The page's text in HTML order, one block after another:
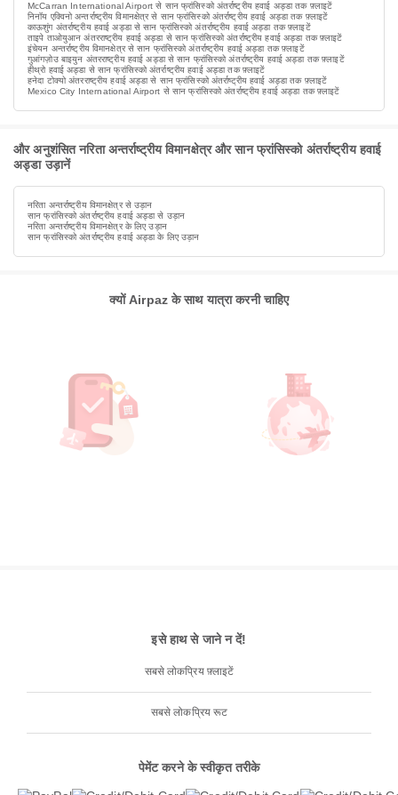
McCarran International Airport से सान फ्रांसिस्को अंतर्राष्ट्रीय हवाई अड्डा तक फ़्लाइटें
निनॉय एक्विनो अन्तर्राष्ट्रीय विमानक्षेत्र से सान फ्रांसिस्को अंतर्राष्ट्रीय हवाई अड्डा तक फ़्लाइटें
काऊशुंग अंतर्राष्ट्रीय हवाई अड्डा से सान फ्रांसिस्को अंतर्राष्ट्रीय हवाई अड्डा तक फ़्लाइटें
ताइपे ताओयुआन अंतरराष्ट्रीय हवाई अड्डा से सान फ्रांसिस्को अंतर्राष्ट्रीय हवाई अड्डा तक फ़्लाइटें
इंचेयन अन्तर्राष्ट्रीय विमानक्षेत्र से सान फ्रांसिस्को अंतर्राष्ट्रीय हवाई अड्डा तक फ़्लाइटें
गुआंगज़ोउ बाइयुन अंतरराष्ट्रीय हवाई अड्डा से सान फ्रांसिस्को अंतर्राष्ट्रीय हवाई अड्डा तक फ़्लाइटें
हीथ्रो हवाई अड्डा से सान फ्रांसिस्को अंतर्राष्ट्रीय हवाई अड्डा तक फ़्लाइटें
हनेदा टोक्यो अंतरराष्ट्रीय हवाई अड्डा से सान फ्रांसिस्को अंतर्राष्ट्रीय हवाई अड्डा तक फ़्लाइटें
Mexico City International Airport से सान फ्रांसिस्को अंतर्राष्ट्रीय हवाई अड्डा तक फ़्लाइटें
और अनुशंसित नरिता अन्तर्राष्ट्रीय विमानक्षेत्र और सान फ्रांसिस्को अंतर्राष्ट्रीय हवाई
अड्डा उड़ानें
नरिता अन्तर्राष्ट्रीय विमानक्षेत्र से उड़ान
सान फ्रांसिस्को अंतर्राष्ट्रीय हवाई अड्डा से उड़ान
नरिता अन्तर्राष्ट्रीय विमानक्षेत्र के लिए उड़ान
सान फ्रांसिस्को अंतर्राष्ट्रीय हवाई अड्डा के लिए उड़ान
क्यों Airpaz के साथ यात्रा करनी चाहिए
इसे हाथ से जाने न दें!
सबसे लोकप्रिय फ़्लाइटें
सबसे लोकप्रिय रूट
पेमेंट करने के स्वीकृत तरीके